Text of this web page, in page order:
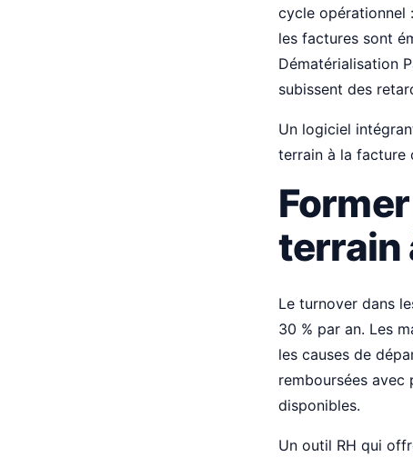
cycle opérationnel
les factures sont
Dématérialisation
subissent des
Un logiciel
terrain à la facture
terrain
Le turnover dans
30 % par an. Les
les causes de
remboursées avec
disponibles.
Un outil RH qui